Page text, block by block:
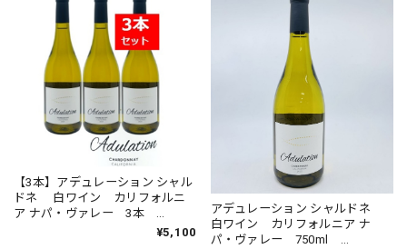
【3本】アデュレーション シャル
ドネ 白ワイン カリフォルニ
ア ナパ・ヴァレー 3本
750ml Adulation Chardonnay
¥5,100
アデュレーション シャルドネ
白ワイン カリフォルニア ナ
パ・ヴァレー 750ml